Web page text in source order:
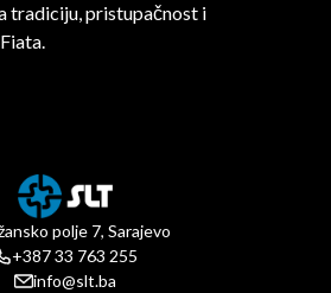
tradiciju, pristupačnost i
polje 7, Sarajevo
+387 33 763 255
info@slt.ba